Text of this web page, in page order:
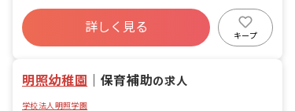
年間休日120日以上
寮・住宅・家賃補助あり
社会保険完備
残業少なめ
詳しく見る
キープ
明照幼稚園 保育補助の求人
学校法人明照学園